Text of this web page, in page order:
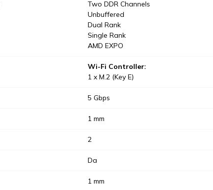
Two DDR Channels
Unbuffered
Dual Rank
Single Rank
AMD EXPO
Wi-Fi Controller:
1 x M.2 (Key E)
5 Gbps
1 mm
2
Da
1 mm